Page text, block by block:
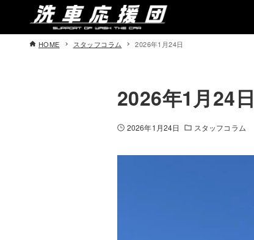
HOME スタッフコラム 2026年1月24日
2026年1月24日
2026年1月24日 スタッフコラム